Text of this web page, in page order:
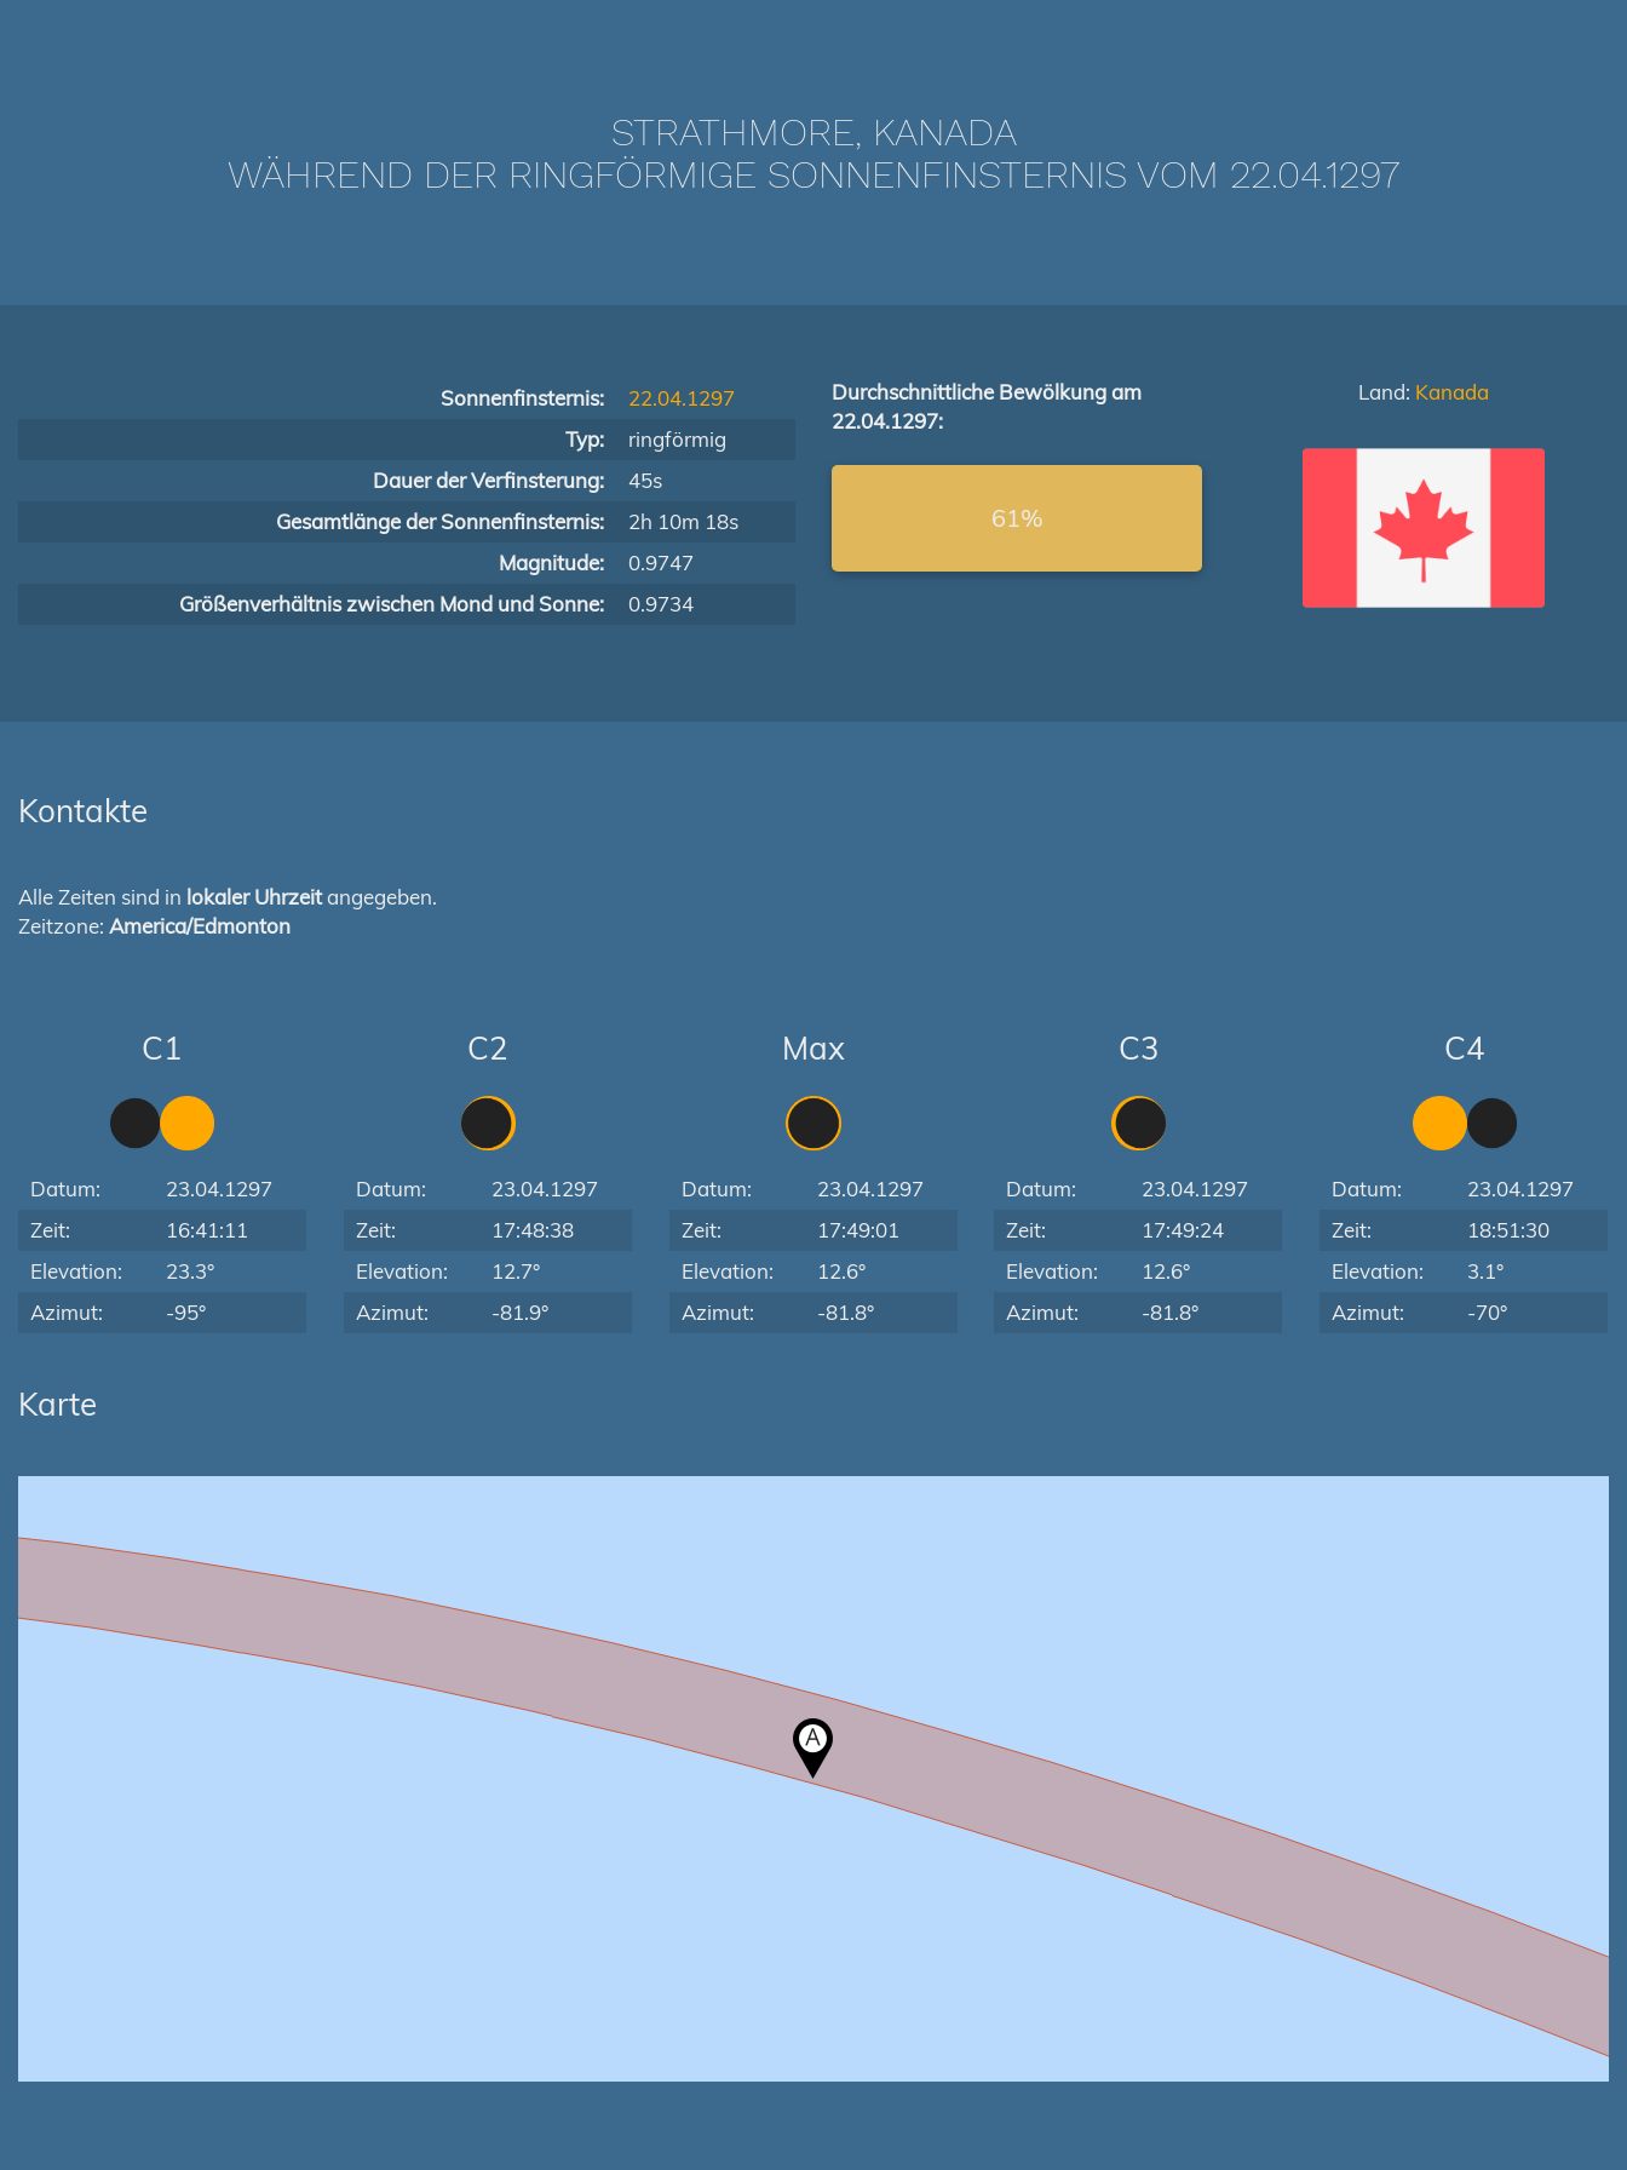
STRATHMORE, KANADA
WÄHREND DER RINGFÖRMIGE SONNENFINSTERNIS VOM 22.04.1297
Sonnenfinsternis:
22.04.1297
Typ:
ringförmig
Dauer der Verfinsterung:
45s
Gesamtlänge der Sonnenfinsternis:
2h 10m 18s
Magnitude:
0.9747
Größenverhältnis zwischen Mond und Sonne:
0.9734
Durchschnittliche Bewölkung am
22.04.1297:
61%
Land: Kanada
Kontakte
Alle Zeiten sind in lokaler Uhrzeitangegeben.
Zeitzone: America/Edmonton
C1
Datum:
23.04.1297
Zeit:
16:41:11
Elevation:
23.3°
Azimut:
-95°
C2
Datum:
23.04.1297
Zeit:
17:48:38
Elevation:
12.7°
Azimut:
-81.9°
Max
Datum:
23.04.1297
Zeit:
17:49:01
Elevation:
12.6°
Azimut:
-81.8°
C3
Datum:
23.04.1297
Zeit:
17:49:24
Elevation:
12.6°
Azimut:
-81.8°
C4
Datum:
23.04.1297
Zeit:
18:51:30
Elevation:
3.1°
Azimut:
-70°
Karte